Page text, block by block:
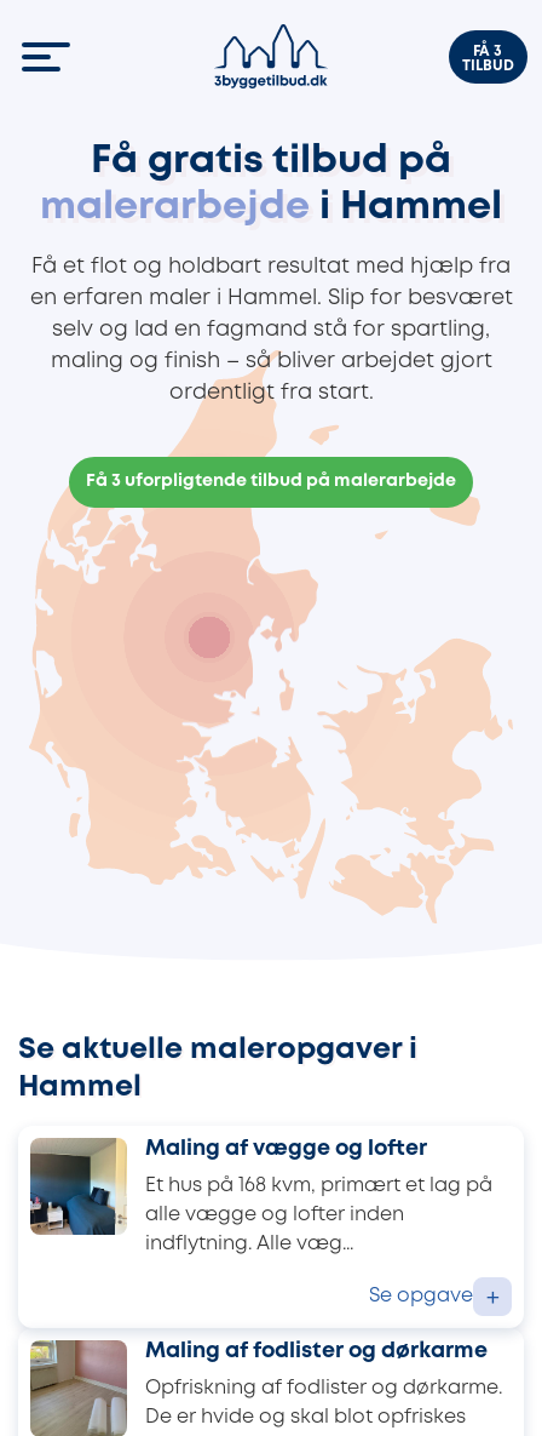
FÅ 3
TILBUD
Få gratis tilbud på
malerarbejde i Hammel
Få et flot og holdbart resultat med hjælp fra
en erfaren maler i Hammel. Slip for besværet
selv og lad en fagmand stå for spartling,
maling og finish – så bliver arbejdet gjort
ordentligt fra start.
Få 3 uforpligtende tilbud på malerarbejde
Se aktuelle maleropgaver i
Hammel
Maling af vægge og lofter
Et hus på 168 kvm, primært et lag på
alle vægge og lofter inden
indflytning. Alle væg...
Se opgave +
Maling af fodlister og dørkarme
Opfriskning af fodlister og dørkarme.
De er hvide og skal blot opfriskes